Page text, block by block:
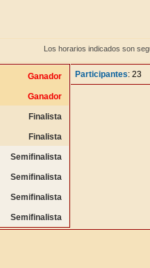
Los horarios indicados son
Ganador
Ganador
Finalista
Finalista
Semifinalista
Semifinalista
Semifinalista
Semifinalista
Participantes: 23